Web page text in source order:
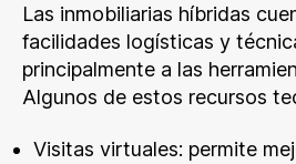
Las inmobiliarias híbridas
facilidades logísticas y
principalmente a las
Algunos de estos recursos
Visitas virtuales: permite